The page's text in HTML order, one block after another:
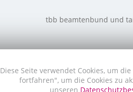
tbb beamtenbund und
Diese Seite verwendet Cookies, um
fortfahren", um die Cookies zu
unseren